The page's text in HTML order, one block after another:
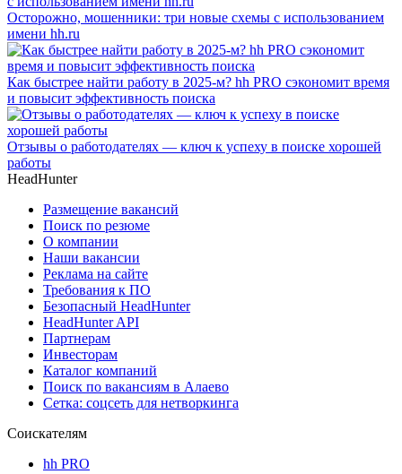
Осторожно, мошенники: три новые схемы с использованием
имени hh.ru
Как быстрее найти работу в 2025-м? hh PRO сэкономит время
и повысит эффективность поиска
Отзывы о работодателях — ключ к успеху в поиске хорошей
работы
HeadHunter
Размещение вакансий
Поиск по резюме
О компании
Наши вакансии
Реклама на сайте
Требования к ПО
Безопасный HeadHunter
HeadHunter API
Партнерам
Инвесторам
Каталог компаний
Поиск по вакансиям в Алаево
Сетка: соцсеть для нетворкинга
Соискателям
hh PRO